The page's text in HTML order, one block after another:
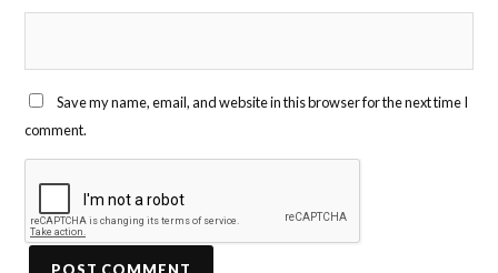
Save my name, email, and website in this browser for the next time I
comment.